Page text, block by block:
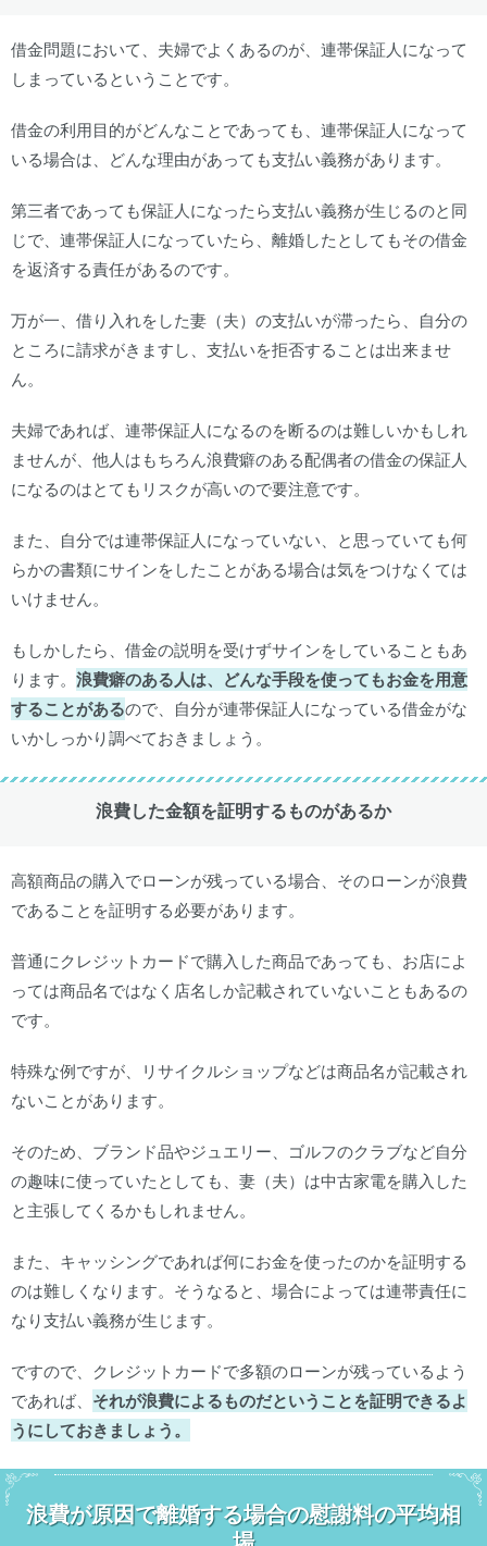
借金問題において、夫婦でよくあるのが、連帯保証人になって
しまっているということです。
借金の利用目的がどんなことであっても、連帯保証人になって
いる場合は、どんな理由があっても支払い義務があります。
第三者であっても保証人になったら支払い義務が生じるのと同
じで、連帯保証人になっていたら、離婚したとしてもその借金
を返済する責任があるのです。
万が一、借り入れをした妻（夫）の支払いが滞ったら、自分の
ところに請求がきますし、支払いを拒否することは出来ませ
ん。
夫婦であれば、連帯保証人になるのを断るのは難しいかもしれ
ませんが、他人はもちろん浪費癖のある配偶者の借金の保証人
になるのはとてもリスクが高いので要注意です。
また、自分では連帯保証人になっていない、と思っていても何
らかの書類にサインをしたことがある場合は気をつけなくては
いけません。
もしかしたら、借金の説明を受けずサインをしていることもあ
ります。 浪費癖のある人は、どんな手段を使ってもお金を用意
することがあるので、自分が連帯保証人になっている借金がな
いかしっかり調べておきましょう。
浪費した金額を証明するものがあるか
高額商品の購入でローンが残っている場合、そのローンが浪費
であることを証明する必要があります。
普通にクレジットカードで購入した商品であっても、お店によ
っては商品名ではなく店名しか記載されていないこともあるの
です。
特殊な例ですが、リサイクルショップなどは商品名が記載され
ないことがあります。
そのため、ブランド品やジュエリー、ゴルフのクラブなど自分
の趣味に使っていたとしても、妻（夫）は中古家電を購入した
と主張してくるかもしれません。
また、キャッシングであれば何にお金を使ったのかを証明する
のは難しくなります。そうなると、場合によっては連帯責任に
なり支払い義務が生じます。
ですので、クレジットカードで多額のローンが残っているよう
であれば、 それが浪費によるものだということを証明できるよ
うにしておきましょう。
浪費が原因で離婚する場合の慰謝料の平均相